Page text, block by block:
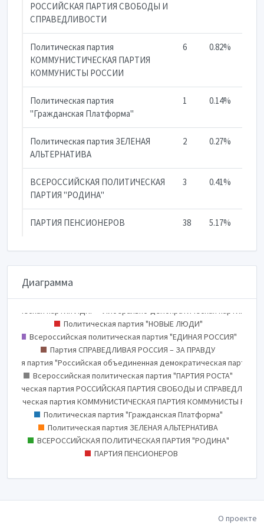
РОССИЙСКАЯ ПАРТИЯ СВОБОДЫ И
СПРАВЕДЛИВОСТИ
Политическая партия
КОММУНИСТИЧЕСКАЯ ПАРТИЯ
КОММУНИСТЫ РОССИИ
6 0.82%
Политическая партия
"Гражданская Платформа"
1 0.14%
Политическая партия ЗЕЛЕНАЯ
АЛЬТЕРНАТИВА
2 0.27%
ВСЕРОССИЙСКАЯ ПОЛИТИЧЕСКАЯ
ПАРТИЯ "РОДИНА"
3 0.41%
ПАРТИЯ ПЕНСИОНЕРОВ 38 5.17%
Диаграмма
23.4%
13.5%
5.9%
39.5%
9.5%
5.5%
0
партия "КОММУНИСТИЧЕСКАЯ ПАРТИЯ РОССИЙСКОЙ
Политическая партия "Российская экологическая партия "ЗЕЛЁНЫЕ"
партия ЛДПР – Либерально-демократическая партия
Политическая партия "НОВЫЕ ЛЮДИ"
Всероссийская политическая партия "ЕДИНАЯ РОССИЯ"
Партия СПРАВЕДЛИВАЯ РОССИЯ – ЗА ПРАВДУ
партия "Российская объединенная демократическая партия
Всероссийская политическая партия "ПАРТИЯ РОСТА"
партия РОССИЙСКАЯ ПАРТИЯ СВОБОДЫ И
партия КОММУНИСТИЧЕСКАЯ ПАРТИЯ КОММУНИСТЫ
Политическая партия "Гражданская Платформа"
Политическая партия ЗЕЛЕНАЯ АЛЬТЕРНАТИВА
ВСЕРОССИЙСКАЯ ПОЛИТИЧЕСКАЯ ПАРТИЯ "РОДИНА"
ПАРТИЯ ПЕНСИОНЕРОВ
О проекте